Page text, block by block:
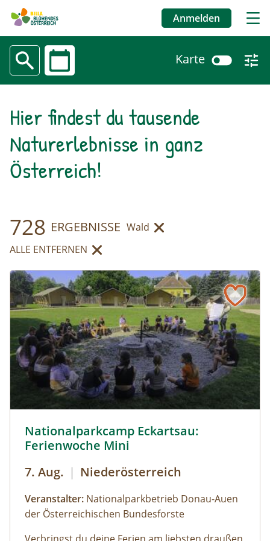
Direkt
Inhalt
Benutzermenü
Anmelden
Datum Karte
Naturerlebnisse
Hier findest du tausende
Naturerlebnisse in ganz
Österreich!
728 ERGEBNISSE Wald
entfernen
ALLE ENTFERNEN
ENTFERNEN
Nationalparkcamp Eckartsau:
Ferienwoche Mini
7. Aug. | Niederösterreich
Veranstalter: Nationalparkbetrieb Donau-Auen
der Österreichischen Bundesforste